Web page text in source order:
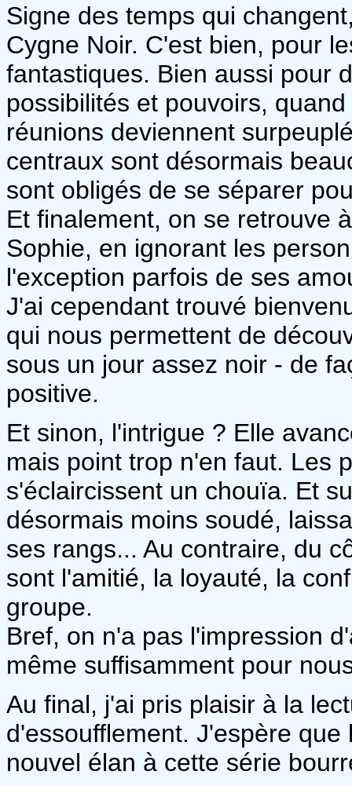
Signe des temps qui
Cygne Noir. C'est bien, pour
fantastiques. Bien aussi pour
possibilités et pouvoirs,
réunions deviennent
centraux sont désormais
sont obligés de se séparer
Et finalement, on se retrouve
Sophie, en ignorant les
l'exception parfois de ses
J'ai cependant trouvé
qui nous permettent de
sous un jour assez noir - de
positive.
Et sinon, l'intrigue ? Elle
mais point trop n'en faut. Les
s'éclaircissent un chouïa. Et
désormais moins soudé,
ses rangs... Au contraire, du
sont l'amitié, la loyauté, la
groupe.
Bref, on n'a pas l'impression
même suffisamment pour
Au final, j'ai pris plaisir à la
d'essoufflement. J'espère
nouvel élan à cette série